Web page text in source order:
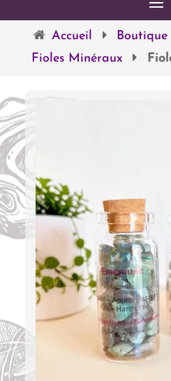
Accueil Boutique
Fioles Minéraux